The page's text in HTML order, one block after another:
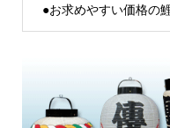
●お求めやすい価格の